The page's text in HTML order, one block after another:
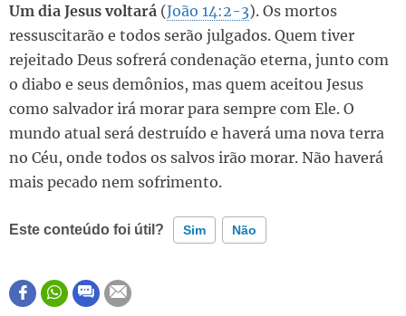
Um dia Jesus voltará (João 14:2-3). Os mortos
ressuscitarão e todos serão julgados. Quem tiver
rejeitado Deus sofrerá condenação eterna, junto com
o diabo e seus demônios, mas quem aceitou Jesus
como salvador irá morar para sempre com Ele. O
mundo atual será destruído e haverá uma nova terra
no Céu, onde todos os salvos irão morar. Não haverá
mais pecado nem sofrimento.
Este conteúdo foi útil? Sim Não
Este conteúdo contém informação incorreta